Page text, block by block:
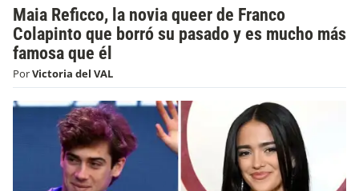
Maia Reficco, la novia queer de Franco
Colapinto que borró su pasado y es mucho más
famosa que él
PorVictoria del VAL